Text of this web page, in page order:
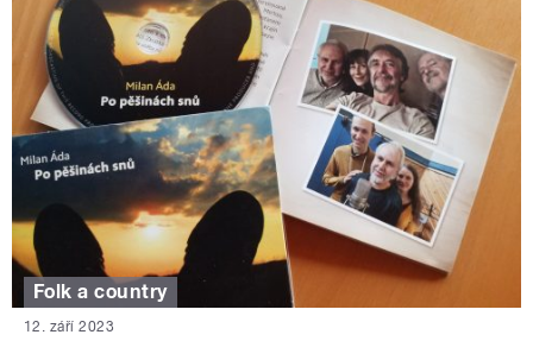
Folk a country
12. září 2023